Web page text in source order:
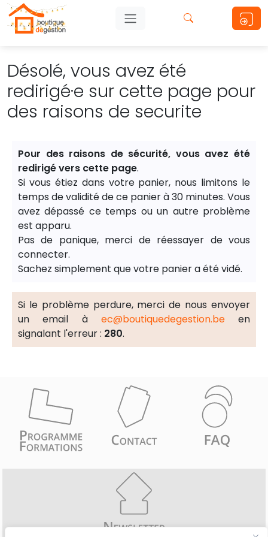
Désolé, vous avez été
redirigé·e sur cette page pour
des raisons de securite
Pour des raisons de sécurité, vous avez été
redirigé vers cette page.
Si vous étiez dans votre panier, nous limitons le
temps de validité de ce panier à 30 minutes. Vous
avez dépassé ce temps ou un autre problème
est apparu.
Pas de panique, merci de réessayer de vous
connecter.
Sachez simplement que votre panier a été vidé.
Si le problème perdure, merci de nous envoyer
un email à ec@boutiquedegestion.been
signalant l'erreur : 280.